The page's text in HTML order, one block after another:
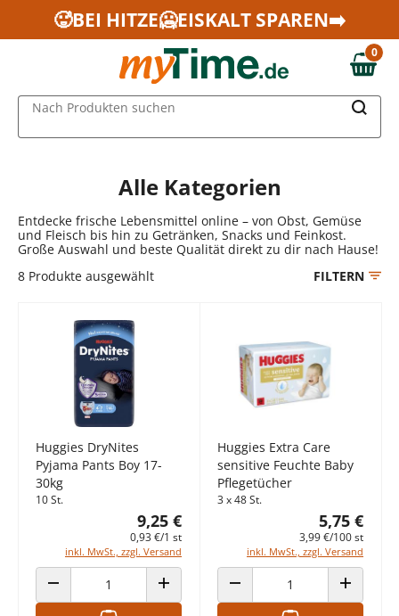
Zum Hauptinhalt springen
Zur Navigation springen
Zur Suche springen
🥵BEI HITZE🥶EISKALT SPAREN➡️
0,00 €
0
Nach Produkten suchen
Alle Kategorien
Entdecke frische Lebensmittel online – von Obst, Gemüse
und Fleisch bis hin zu Getränken, Snacks und Feinkost.
Große Auswahl und beste Qualität direkt zu dir nach Hause!
8 Produkte ausgewählt FILTERN
Huggies DryNites
Pyjama Pants Boy 17-
30kg
10 St.
9,25 €
0,93 €/1 st
inkl. MwSt., zzgl. Versand
ANZAHL VERRINGERN ANZAHL ERHÖHEN
Huggies Extra Care
sensitive Feuchte Baby
Pflegetücher
3 x 48 St.
5,75 €
3,99 €/100 st
inkl. MwSt., zzgl. Versand
ANZAHL VERRINGERN ANZAHL